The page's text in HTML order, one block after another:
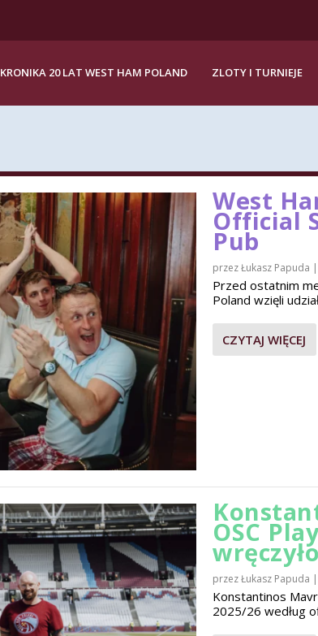
KRONIKA 20 LAT WEST HAM POLAND ZLOTY I TURNIEJE
West
Official
Pub
przezŁukasz Papuda |
Przed ostatnim
Poland wzięli
CZYTAJ WIĘCEJ
OSC
przezŁukasz Papuda |
Konstantinos
2025/26 według